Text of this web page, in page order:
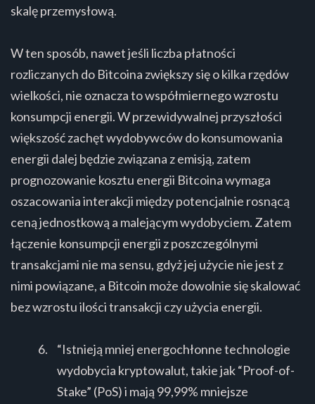
skalę przemysłową.
W ten sposób, nawet jeśli liczba płatności
rozliczanych do Bitcoina zwiększy się o kilka rzędów
wielkości, nie oznacza to współmiernego wzrostu
konsumpcji energii. W przewidywalnej przyszłości
większość zachęt wydobywców do konsumowania
energii dalej będzie związana z emisją, zatem
prognozowanie kosztu energii Bitcoina wymaga
oszacowania interakcji między potencjalnie rosnącą
ceną jednostkową a malejącym wydobyciem. Zatem
łączenie konsumpcji energii z poszczególnymi
transakcjami nie ma sensu, gdyż jej użycie nie jest z
nimi powiązane, a Bitcoin może dowolnie się skalować
bez wzrostu ilości transakcji czy użycia energii.
“Istnieją mniej energochłonne technologie
wydobycia kryptowalut, takie jak “Proof-of-
Stake” (PoS) i mają 99,99% mniejsze